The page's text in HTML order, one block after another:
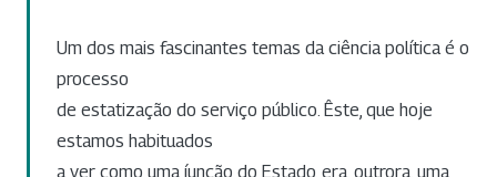
Um dos mais fascinantes temas da ciência política é o
processo
de estatização do serviço público. Êste, que hoje
estamos habituados
a ver como uma íunção do Estado, era, outrora, uma